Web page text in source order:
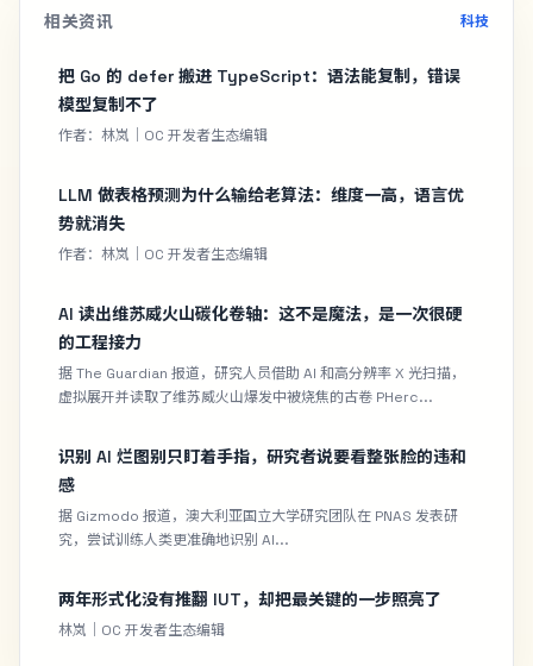
相关资讯 科技
把 Go 的 defer 搬进 TypeScript：语法能复制，错误
模型复制不了
作者：林岚｜OC 开发者生态编辑
LLM 做表格预测为什么输给老算法：维度一高，语言优
势就消失
作者：林岚｜OC 开发者生态编辑
AI 读出维苏威火山碳化卷轴：这不是魔法，是一次很硬
的工程接力
据 The Guardian 报道，研究人员借助 AI 和高分辨率 X 光扫描，
虚拟展开并读取了维苏威火山爆发中被烧焦的古卷 PHerc...
识别 AI 烂图别只盯着手指，研究者说要看整张脸的违和
感
据 Gizmodo 报道，澳大利亚国立大学研究团队在 PNAS 发表研
究，尝试训练人类更准确地识别 AI...
两年形式化没有推翻 IUT，却把最关键的一步照亮了
林岚｜OC 开发者生态编辑